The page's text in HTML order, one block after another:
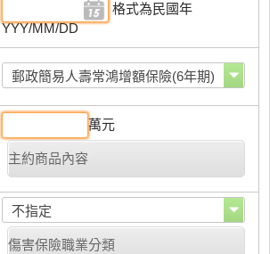
格式為民國年
YYY/MM/DD
萬元
主約商品內容
傷害保險職業分類